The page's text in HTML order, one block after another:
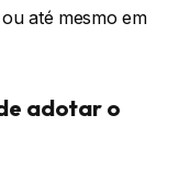
até mesmo em
adotar o